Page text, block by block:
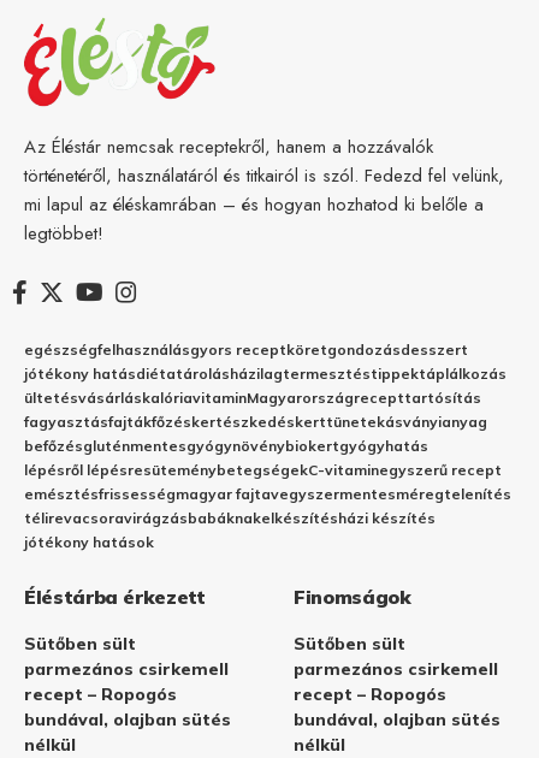
Az Éléstár nemcsak receptekről, hanem a hozzávalók
történetéről, használatáról és titkairól is szól. Fedezd fel velünk,
mi lapul az éléskamrában – és hogyan hozhatod ki belőle a
legtöbbet!
egészségfelhasználásgyors receptköretgondozásdesszert
jótékony hatásdiétatárolásházilagtermesztéstippektáplálkozás
ültetésvásárláskalóriavitaminMagyarországrecepttartósítás
fagyasztásfajtákfőzéskertészkedéskerttünetekásványianyag
befőzésgluténmentesgyógynövénybiokertgyógyhatás
lépésről lépésresüteménybetegségekC-vitaminegyszerű recept
emésztésfrissességmagyar fajtavegyszermentesméregtelenítés
télirevacsoravirágzásbabáknakelkészítésházi készítés
jótékony hatások
Éléstárba érkezett
Sütőben sült
parmezános csirkemell
recept – Ropogós
bundával, olajban sütés
nélkül
Finomságok
Sütőben sült
parmezános csirkemell
recept – Ropogós
bundával, olajban sütés
nélkül